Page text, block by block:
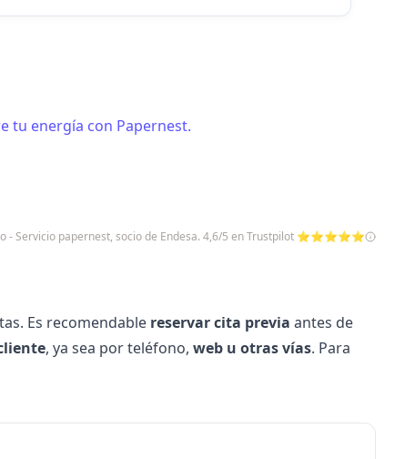
tu energía con Papernest.
- Servicio papernest, socio de Endesa. 4,6/5 en Trustpilot ⭐⭐⭐⭐⭐
Es recomendable reservar cita previa antes de
, ya sea porteléfono, web u otras vías. Para